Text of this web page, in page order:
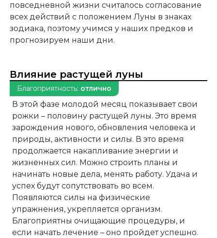
повседневной жизни считалось согласование
всех действий с положением Луны в знаках
зодиака, поэтому учимся у наших предков и
прогнозируем наши дни.
Влияние растущей луны
Благоприятность: отлично
В этой фазе молодой месяц показывает свои
рожки – половину растущей луны. Это время
зарождения нового, обновления человека и
природы, активности и силы. В это время
продолжается накапливание энергии и
жизненных сил. Можно строить планы и
начинать новые дела, менять работу. Удача и
успех будут сопутствовать во всем.
Появляются силы на физические
упражнения, укрепляется организм.
Благоприятны очищающие процедуры, и
если начать лечение – оно пройдет успешно.